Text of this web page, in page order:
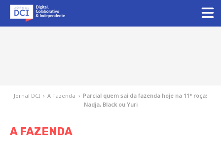
Jornal DCI › A Fazenda › Parcial quem sai da fazenda hoje na 11ª roça:
Nadja, Black ou Yuri
A FAZENDA